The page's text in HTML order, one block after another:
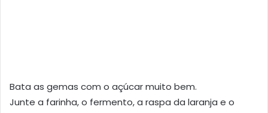
Bata as gemas com o açúcar muito bem.
Junte a farinha, o fermento, a raspa da laranja e o